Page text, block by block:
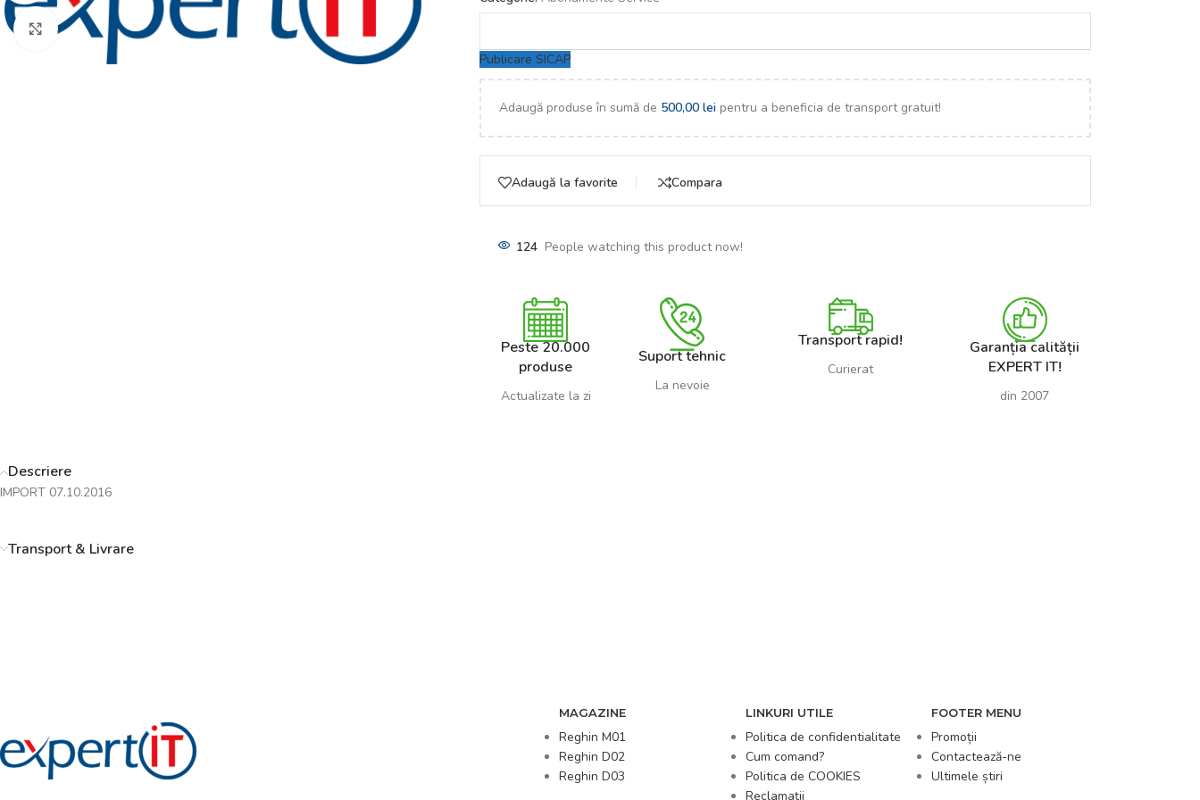
Faceți click pentru a mări
Publicare SICAP
Adaugă produse în sumă de 500,00 leipentru a beneficia de transport gratuit!
Adaugă la favorite Compara
124 People watching this product now!
Peste 20.000
produse
Actualizate la zi
Suport tehnic
La nevoie
Transport rapid!
Curierat
Garanția calității
EXPERT IT!
din 2007
Descriere
IMPORT 07.10.2016
Transport & Livrare
MAGAZINE
Reghin M01
Reghin D02
Reghin D03
LINKURI UTILE
Politica de confidentialitate
Cum comand?
Politica de COOKIES
Reclamații
FOOTER MENU
Promoții
Contactează-ne
Ultimele știri